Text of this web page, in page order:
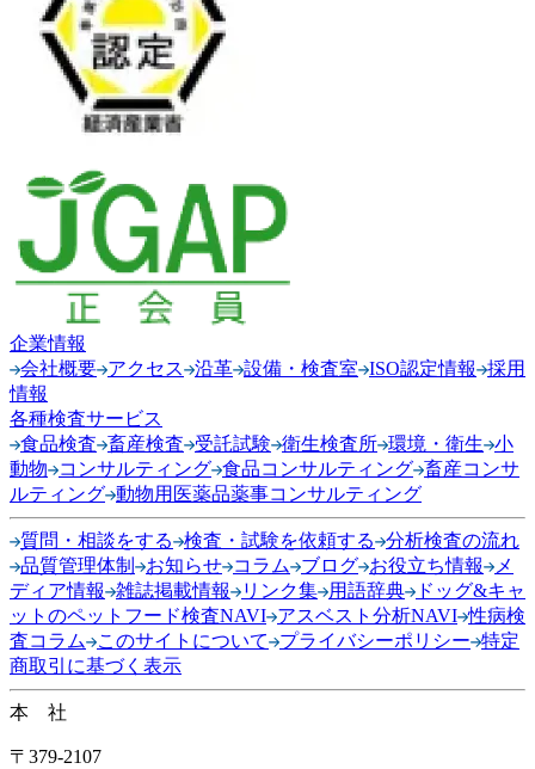
企業情報
会社概要 アクセス 沿革 設備・検査室 ISO認定情報
採用
情報
各種検査サービス
食品検査 畜産検査 受託試験 衛生検査所 環境・衛生 小
動物
コンサルティング 食品コンサルティング 畜産コンサ
ルティング 動物用医薬品薬事コンサルティング
質問・相談をする 検査・試験を依頼する
分析検査の流れ
品質管理体制
お知らせ コラム ブログ お役立ち情報
メ
ディア情報
雑誌掲載情報 リンク集 用語辞典
ドッグ&キャ
ットのペットフード検査NAVI アスベスト分析NAVI 性病検
査コラム
このサイトについて プライバシーポリシー 特定
商取引に基づく表示
本 社
〒379-2107